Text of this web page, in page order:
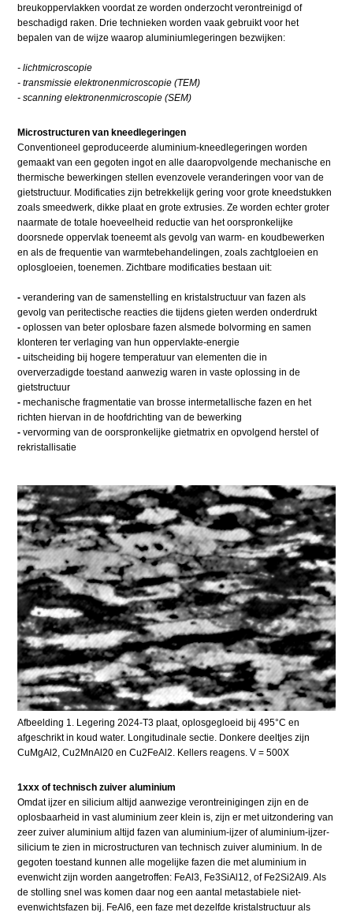
breukoppervlakken voordat ze worden onderzocht verontreinigd of
beschadigd raken. Drie technieken worden vaak gebruikt voor het
bepalen van de wijze waarop aluminiumlegeringen bezwijken:
- lichtmicroscopie
- transmissie elektronenmicroscopie (TEM)
- scanning elektronenmicroscopie (SEM)
Microstructuren van kneedlegeringen
Conventioneel geproduceerde aluminium-kneedlegeringen worden
gemaakt van een gegoten ingot en alle daaropvolgende mechanische en
thermische bewerkingen stellen evenzovele veranderingen voor van de
gietstructuur. Modificaties zijn betrekkelijk gering voor grote kneedstukken
zoals smeedwerk, dikke plaat en grote extrusies. Ze worden echter groter
naarmate de totale hoeveelheid reductie van het oorspronkelijke
doorsnede oppervlak toeneemt als gevolg van warm- en koudbewerken
en als de frequentie van warmtebehandelingen, zoals zachtgloeien en
oplosgloeien, toenemen. Zichtbare modificaties bestaan uit:
- verandering van de samenstelling en kristalstructuur van fazen als
gevolg van peritectische reacties die tijdens gieten werden onderdrukt
- oplossen van beter oplosbare fazen alsmede bolvorming en samen
klonteren ter verlaging van hun oppervlakte-energie
- uitscheiding bij hogere temperatuur van elementen die in
oververzadigde toestand aanwezig waren in vaste oplossing in de
gietstructuur
- mechanische fragmentatie van brosse intermetallische fazen en het
richten hiervan in de hoofdrichting van de bewerking
- vervorming van de oorspronkelijke gietmatrix en opvolgend herstel of
rekristallisatie
Afbeelding 1. Legering 2024-T3 plaat, oplosgegloeid bij 495°C en
afgeschrikt in koud water. Longitudinale sectie. Donkere deeltjes zijn
CuMgAl2, Cu2MnAl20 en Cu2FeAl2. Kellers reagens. V = 500X
1xxx of technisch zuiver aluminium
Omdat ijzer en silicium altijd aanwezige verontreinigingen zijn en de
oplosbaarheid in vast aluminium zeer klein is, zijn er met uitzondering van
zeer zuiver aluminium altijd fazen van aluminium-ijzer of aluminium-ijzer-
silicium te zien in microstructuren van technisch zuiver aluminium. In de
gegoten toestand kunnen alle mogelijke fazen die met aluminium in
evenwicht zijn worden aangetroffen: FeAl3, Fe3SiAl12, of Fe2Si2Al9. Als
de stolling snel was komen daar nog een aantal metastabiele niet-
evenwichtsfazen bij. FeAl6, een faze met dezelfde kristalstructuur als